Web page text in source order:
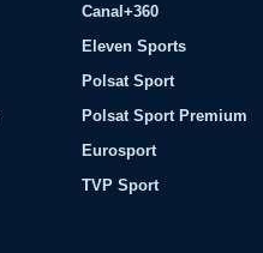
Canal+360
Eleven Sports
Polsat Sport
Polsat Sport Premium
Eurosport
TVP Sport